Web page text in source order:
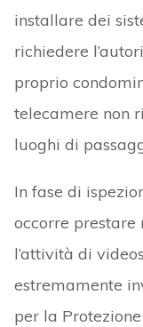
installare dei
richiedere
proprio
telecamere non
luoghi di
In fase di
occorre prestare
l’attività di
estremamente
per la